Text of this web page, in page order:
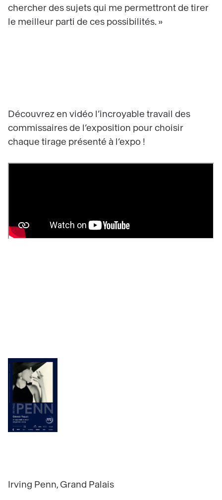
chercher des sujets qui me permettront de tirer
le meilleur parti de ces possibilités. »
Découvrez en vidéo l’incroyable travail des
commissaires de l’exposition pour choisir
chaque tirage présenté à l’expo !
Irving Penn, Grand Palais